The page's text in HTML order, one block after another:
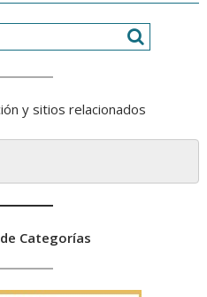
y sitios relacionados
Categorías